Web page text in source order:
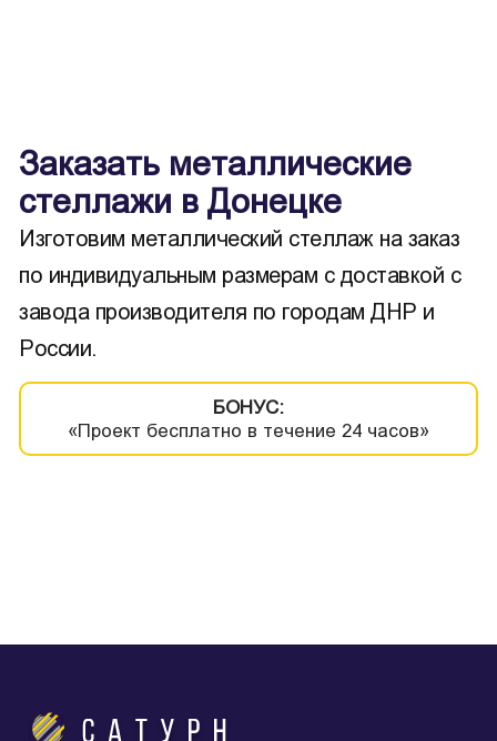
Заказать металлические
стеллажи в Донецке
Изготовим металлический стеллаж на заказ
по индивидуальным размерам с доставкой с
завода производителя по городам ДНР и
России.
БОНУС:
«Проект бесплатно в течение 24 часов»